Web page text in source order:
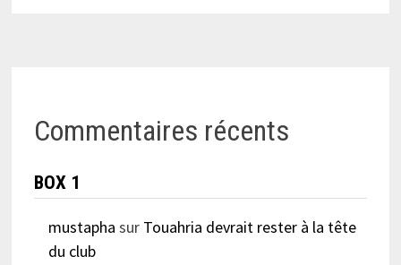
Commentaires récents
BOX 1
mustapha sur Touahria devrait rester à la tête
du club